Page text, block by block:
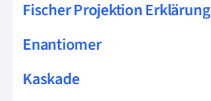
Fischer Projektion Erklärung
Enantiomer
Kaskade